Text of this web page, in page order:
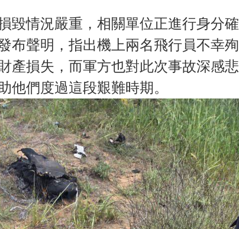
毀情況嚴重，相關單位正進行身分確
布聲明，指出機上兩名飛行員不幸殉
產損失，而軍方也對此次事故深感悲
他們度過這段艱難時期。